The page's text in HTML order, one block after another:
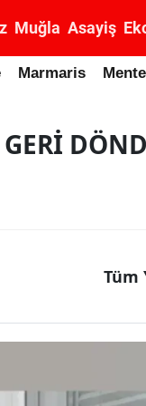
Muğla Asayiş
Marmaris
Tüm